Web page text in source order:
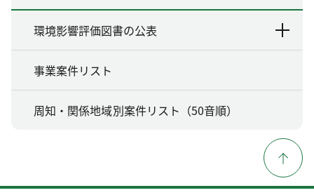
環境影響評価図書の公表
事業案件リスト
周知・関係地域別案件リスト（50音順）